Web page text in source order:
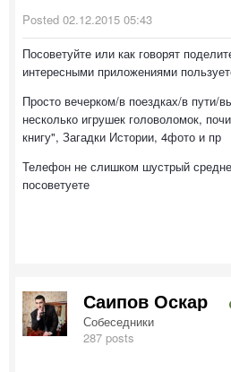
Posted 02.12.2015 05:43
Посоветуйте или как говорят
интересными приложениями
Просто вечерком/в поездках/в пути/
несколько игрушек головоломок,
книгу", Загадки Истории, 4фото и пр
Телефон не слишком шустрый
посоветуете
Саипов Оскар
Собеседники
287 posts